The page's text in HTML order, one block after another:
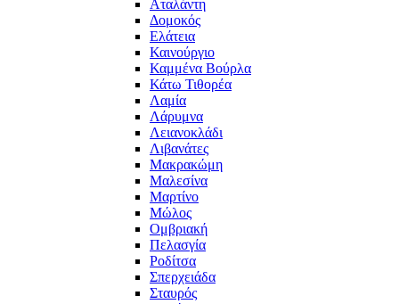
Αταλάντη
Δομοκός
Ελάτεια
Καινούργιο
Καμμένα Βούρλα
Κάτω Τιθορέα
Λαμία
Λάρυμνα
Λειανοκλάδι
Λιβανάτες
Μακρακώμη
Μαλεσίνα
Μαρτίνο
Μώλος
Ομβριακή
Πελασγία
Ροδίτσα
Σπερχειάδα
Σταυρός